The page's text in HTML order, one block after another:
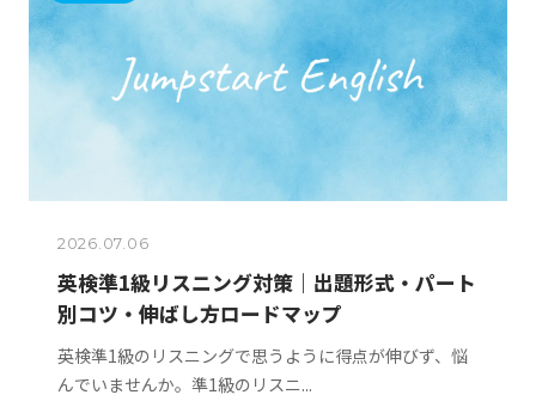
2026.07.06
英検準1級リスニング対策｜出題形式・パート
別コツ・伸ばし方ロードマップ
英検準1級のリスニングで思うように得点が伸びず、悩
んでいませんか。準1級のリスニ...